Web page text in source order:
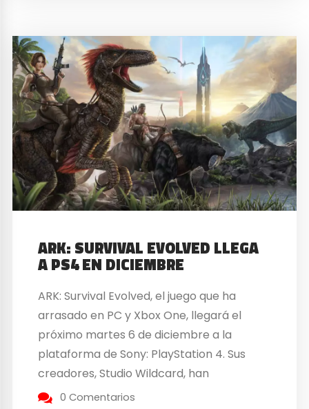
ARK: SURVIVAL EVOLVED LLEGA
A PS4 EN DICIEMBRE
ARK: Survival Evolved, el juego que ha
arrasado en PC y Xbox One, llegará el
próximo martes 6 de diciembre a la
plataforma de Sony: PlayStation 4. Sus
creadores, Studio Wildcard, han
confirmado que su llegada a PS4 llega
0 Comentarios